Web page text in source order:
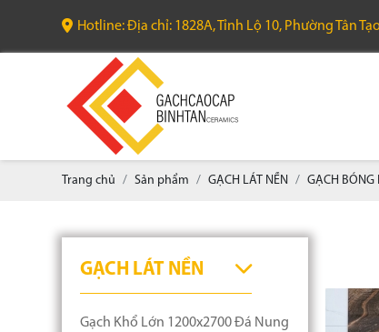
Hotline: Địa chỉ: 1828A, Tỉnh Lộ 10, Phường Tân
Trang chủ Sản phẩm GẠCH LÁT NỀN GẠCH BÓNG
GẠCH LÁT NỀN
Gạch Khổ Lớn 1200x2700 Đá Nung